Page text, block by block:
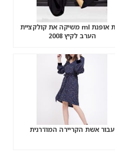
רשת אופנת ml משיקה את קולקציית
הערב לקיץ 2008
עבור אשת הקריירה המודרנית